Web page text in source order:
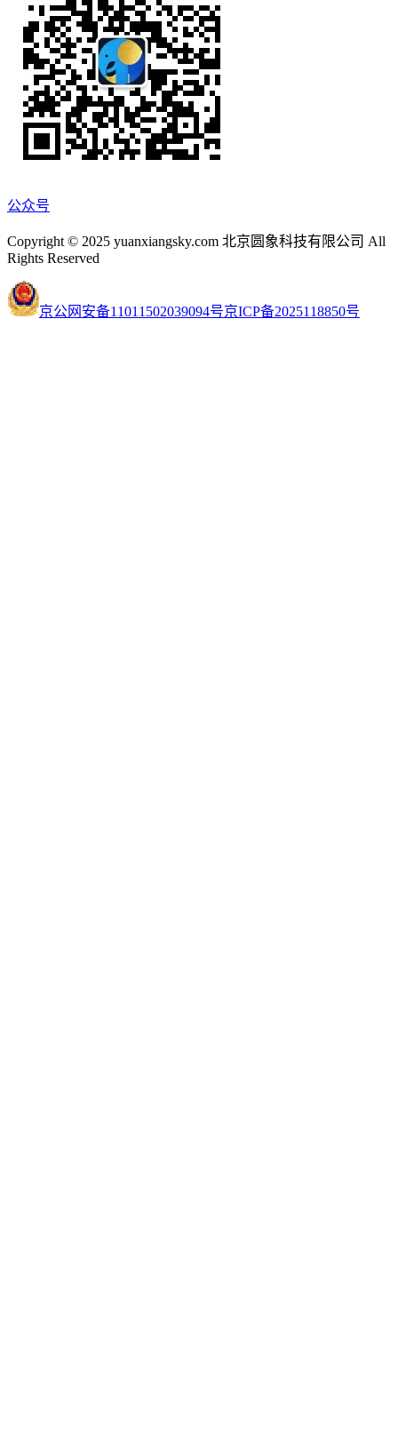
公众号
Copyright © 2025 yuanxiangsky.com 北京圆象科技有限公司 All
Rights Reserved
京公网安备11011502039094号京ICP备2025118850号